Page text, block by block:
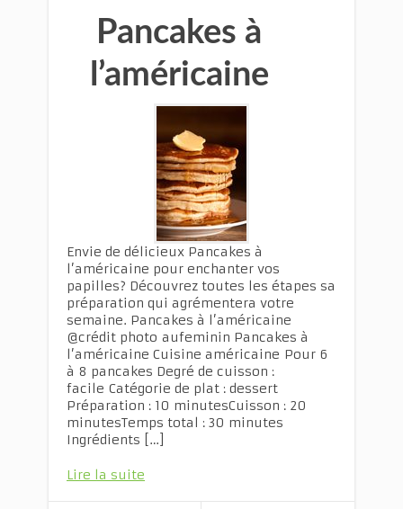
Pancakes à
l’américaine
Envie de délicieux Pancakes à
l’américaine pour enchanter vos
papilles? Découvrez toutes les étapes sa
préparation qui agrémentera votre
semaine. Pancakes à l’américaine
@crédit photo aufeminin Pancakes à
l’américaine Cuisine américaine Pour 6
à 8 pancakes Degré de cuisson :
facile Catégorie de plat : dessert
Préparation : 10 minutesCuisson : 20
minutesTemps total : 30 minutes
Ingrédients […]
Lire la suite